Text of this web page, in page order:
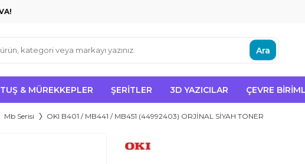
Ara
& MÜREKKEPLER ŞERITLER 3D YAZICILAR ÇEVRE
Mb Serisi OKI B401 / MB441 / MB451 (44992403) ORJİNAL SİYAH TONER